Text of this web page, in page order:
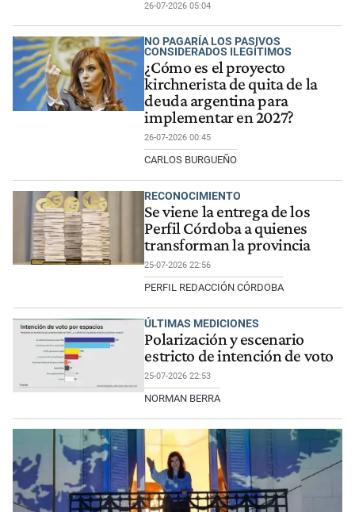
26-07-2026 05:04
NO PAGARÍA LOS PASIVOS
CONSIDERADOS ILEGÍTIMOS
¿Cómo es el proyecto
kirchnerista de quita de la
deuda argentina para
implementar en 2027?
26-07-2026 00:45
CARLOS BURGUEÑO
RECONOCIMIENTO
Se viene la entrega de los
Perfil Córdoba a quienes
transforman la provincia
25-07-2026 22:56
PERFIL REDACCIÓN CÓRDOBA
ÚLTIMAS MEDICIONES
Polarización y escenario
estricto de intención de voto
25-07-2026 22:53
NORMAN BERRA